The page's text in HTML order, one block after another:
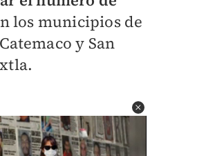
los municipios de
y San